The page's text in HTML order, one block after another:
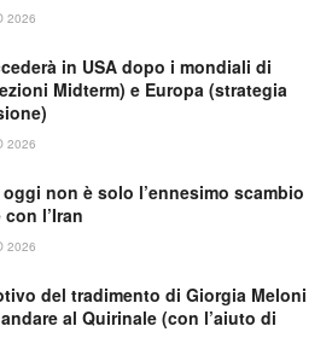
2026
in USA dopo i mondiali di
Midterm) e Europa (strategia
2026
non è solo l’ennesimo scambio
l’Iran
2026
del tradimento di Giorgia Meloni
al Quirinale (con l’aiuto di